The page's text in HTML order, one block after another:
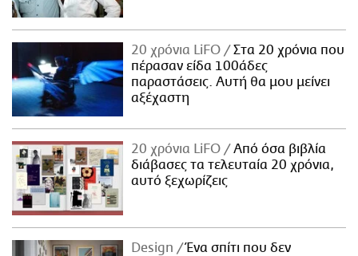
20 χρόνια LiFO
Στα 20 χρόνια που
πέρασαν είδα 100άδες
παραστάσεις. Αυτή θα μου μείνει
αξέχαστη
20 χρόνια LiFO
Από όσα βιβλία
διάβασες τα τελευταία 20 χρόνια,
αυτό ξεχωρίζεις
Design
Ένα σπίτι που δεν